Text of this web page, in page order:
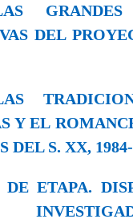
GRANDES
DEL
Y EL
DEL S. XX,
ETAPA.